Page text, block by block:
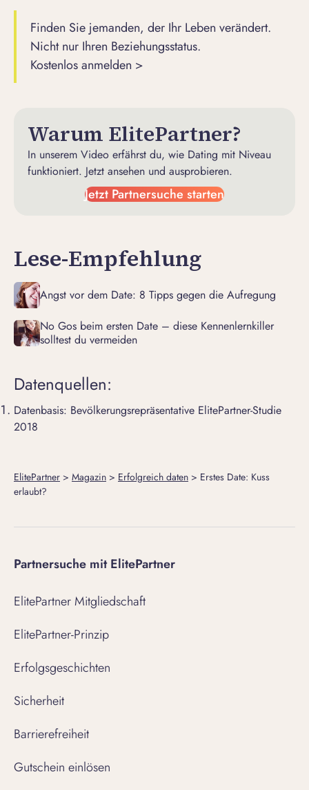
Finden Sie jemanden, der Ihr Leben verändert.
Nicht nur Ihren Beziehungsstatus.
Kostenlos anmelden >
Warum ElitePartner?
In unserem Video erfährst du, wie Dating mit Niveau
funktioniert. Jetzt ansehen und ausprobieren.
Jetzt Partnersuche starten
Lese-Empfehlung
Angst vor dem Date: 8 Tipps gegen die Aufregung
No Gos beim ersten Date – diese Kennenlernkiller
solltest du vermeiden
Datenquellen:
Datenbasis: Bevölkerungsrepräsentative ElitePartner-Studie
2018
ElitePartner > Magazin > Erfolgreich daten > Erstes Date: Kuss
erlaubt?
Partnersuche mit ElitePartner
ElitePartner Mitgliedschaft
ElitePartner-Prinzip
Erfolgsgeschichten
Sicherheit
Barrierefreiheit
Gutschein einlösen